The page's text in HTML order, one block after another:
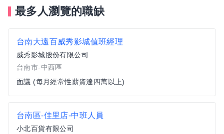
最多人瀏覽的職缺
台南大遠百威秀影城值班經理
威秀影城股份有限公司
台南市-中西區
面議 (每月經常性薪資達四萬以上)
台南區-佳里店-中班人員
小北百貨有限公司